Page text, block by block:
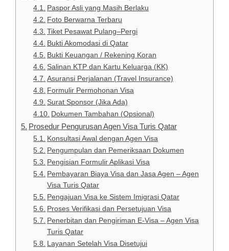
Paspor Asli yang Masih Berlaku
Foto Berwarna Terbaru
Tiket Pesawat Pulang–Pergi
Bukti Akomodasi di Qatar
Bukti Keuangan / Rekening Koran
Salinan KTP dan Kartu Keluarga (KK)
Asuransi Perjalanan (Travel Insurance)
Formulir Permohonan Visa
Surat Sponsor (Jika Ada)
Dokumen Tambahan (Opsional)
Prosedur Pengurusan Agen Visa Turis Qatar
Konsultasi Awal dengan Agen Visa
Pengumpulan dan Pemeriksaan Dokumen
Pengisian Formulir Aplikasi Visa
Pembayaran Biaya Visa dan Jasa Agen – Agen
Visa Turis Qatar
Pengajuan Visa ke Sistem Imigrasi Qatar
Proses Verifikasi dan Persetujuan Visa
Penerbitan dan Pengiriman E-Visa – Agen Visa
Turis Qatar
Layanan Setelah Visa Disetujui